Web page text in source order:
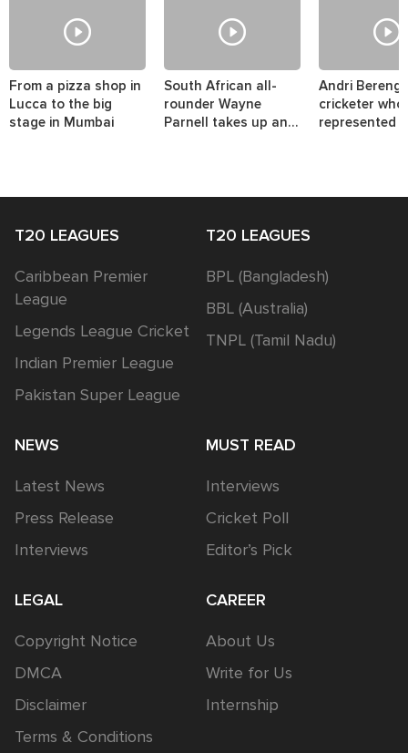
From a pizza shop in
Lucca to the big
stage in Mumbai
South African all-
rounder Wayne
Parnell takes up an
Andri
cricketer who
represented
T20 LEAGUES
Caribbean Premier
League
Legends League Cricket
Indian Premier League
Pakistan Super League
T20 LEAGUES
BPL (Bangladesh)
BBL (Australia)
TNPL (Tamil Nadu)
NEWS
Latest News
Press Release
Interviews
MUST READ
Interviews
Cricket Poll
Editor’s Pick
LEGAL
Copyright Notice
DMCA
Disclaimer
Terms & Conditions
CAREER
About Us
Write for Us
Internship